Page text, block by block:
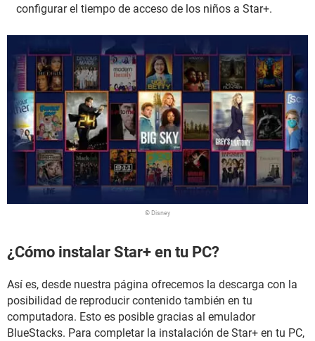
configurar el tiempo de acceso de los niños a Star+.
© Disney
¿Cómo instalar Star+ en tu PC?
Así es, desde nuestra página ofrecemos la descarga con la
posibilidad de reproducir contenido también en tu
computadora. Esto es posible gracias al emulador
BlueStacks. Para completar la instalación de Star+ en tu PC,